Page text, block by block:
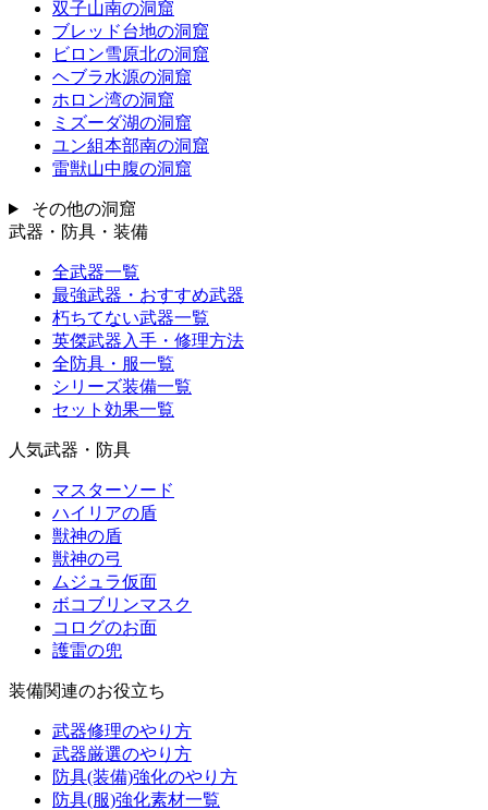
双子山南の洞窟
ブレッド台地の洞窟
ビロン雪原北の洞窟
ヘブラ水源の洞窟
ホロン湾の洞窟
ミズーダ湖の洞窟
ユン組本部南の洞窟
雷獣山中腹の洞窟
その他の洞窟
武器・防具・装備
全武器一覧
最強武器・おすすめ武器
朽ちてない武器一覧
英傑武器入手・修理方法
全防具・服一覧
シリーズ装備一覧
セット効果一覧
人気武器・防具
マスターソード
ハイリアの盾
獣神の盾
獣神の弓
ムジュラ仮面
ボコブリンマスク
コログのお面
護雷の兜
装備関連のお役立ち
武器修理のやり方
武器厳選のやり方
防具(装備)強化のやり方
防具(服)強化素材一覧